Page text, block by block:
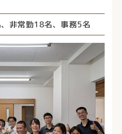
非常勤18名、事務5名